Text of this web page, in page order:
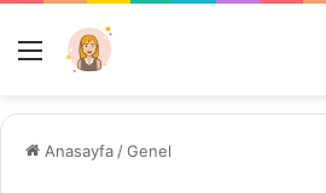
Menü
Anasayfa /Genel